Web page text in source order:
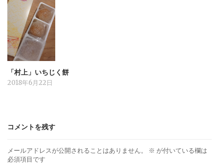
「村上」いちじく餅
2018年6月22日
コメントを残す
メールアドレスが公開されることはありません。 ※ が付いている欄は
必須項目です